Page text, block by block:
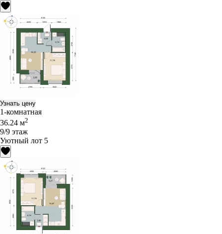
Узнать цену
1-комнатная
36.24 м2
9/9 этаж
Уютный лот 5